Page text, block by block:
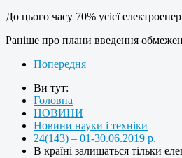
До цього часу 70% усієї
Раніше про плани введення
Попередня
Ви тут:
Головна
НОВИНИ
Новини науки і техніки
24(143) – 01-30.06.2019 р.
В країні залишаться тільки